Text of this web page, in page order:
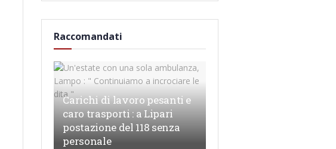
Raccomandati
Carichi di lavoro pesanti e
caro trasporti : a Lipari
postazione del 118 senza
personale